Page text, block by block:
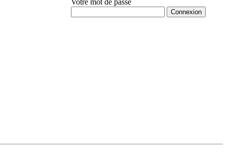
Votre mot de passe